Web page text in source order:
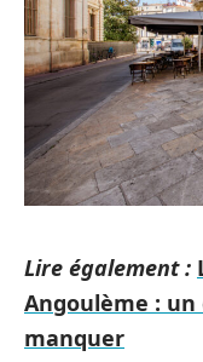
Lire également :
Angoulème :
manquer